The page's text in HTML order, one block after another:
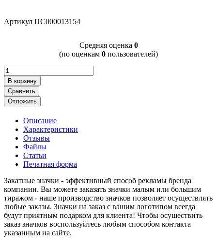
Артикул ПС000013154
Cредняя оценка 0
(по оценкам 0 пользователей)
В корзину
Сравнить
Отложить
Описание
Характеристики
Отзывы
Файлы
Статьи
Печатная форма
Закатные значки - эффективный способ рекламы бренда
компании. Вы можете заказать значки малым или большим
тиражом - наше производство значков позволяет осуществлять
любые заказы. Значки на заказ с вашим логотипом всегда
будут приятным подарком для клиента! Чтобы осуществить
заказ значков воспользуйтесь любым способом контакта
указанным на сайте.